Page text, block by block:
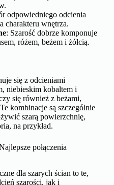
odpowiedniego odcienia
charakteru wnętrza.
: Szarość dobrze komponuje
różem, beżem i żółcią.
się z odcieniami
niebieskim kobaltem i
się również z beżami,
kombinacje są szczególnie
szarą powierzchnię,
na przykład.
połączenia
dla szarych ścian to te,
szarości, jak i